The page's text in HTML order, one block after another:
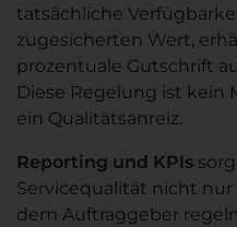
tatsächliche
zugesicherten Wert,
prozentuale Gutschrift
Diese Regelung ist kein
ein Qualitätsanreiz.
Reporting und KPIs
Servicequalität nicht
dem Auftraggeber